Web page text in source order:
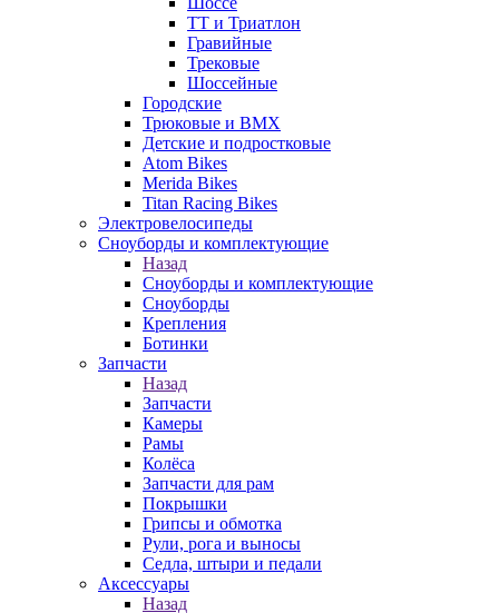
ТТ и Триатлон
Гравийные
Трековые
Шоссейные
Городские
Трюковые и BMX
Детские и подростковые
Atom Bikes
Merida Bikes
Titan Racing Bikes
Электровелосипеды
Cноуборды и комплектующие
Назад
Cноуборды и комплектующие
Сноуборды
Крепления
Ботинки
Запчасти
Назад
Запчасти
Камеры
Рамы
Колёса
Запчасти для рам
Покрышки
Грипсы и обмотка
Рули, рога и выносы
Седла, штыри и педали
Аксессуары
Назад